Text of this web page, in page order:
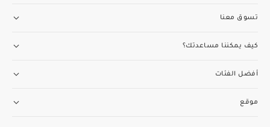
تسوق معنا
كيف يمكننا مساعدتك؟
أفضل الفئات
موقع